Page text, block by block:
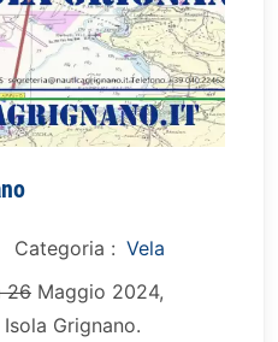
Categoria : Vela
26 Maggio 2024,
Grignano.